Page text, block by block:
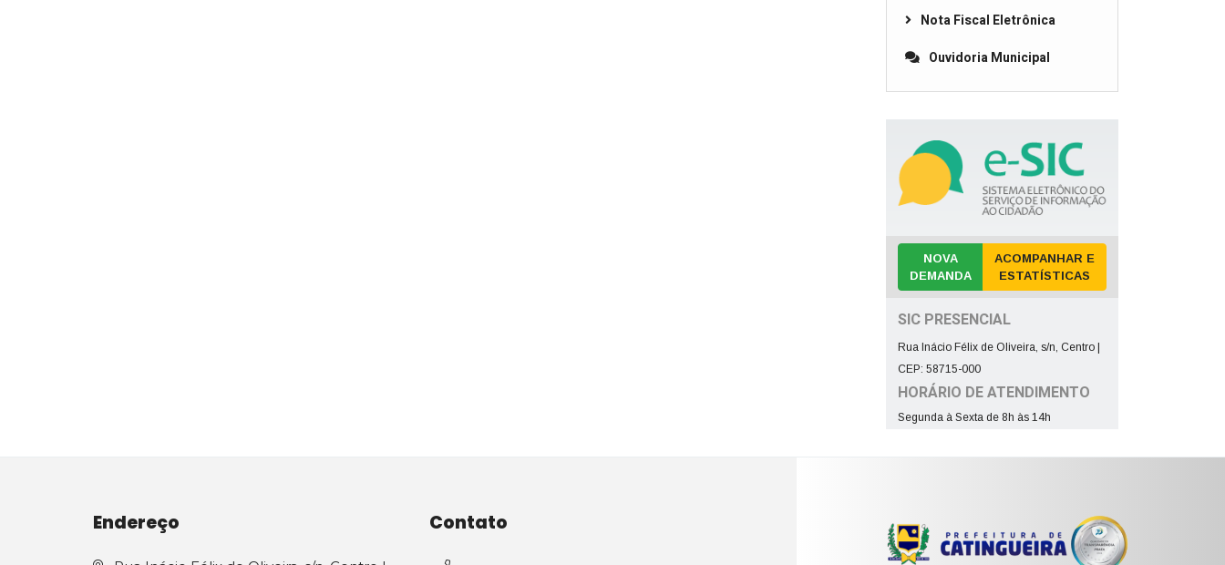
Nota Fiscal Eletrônica
Ouvidoria Municipal
NOVA
DEMANDA
ACOMPANHAR E
ESTATÍSTICAS
SIC PRESENCIAL
Rua Inácio Félix de Oliveira, s/n, Centro |
CEP: 58715-000
HORÁRIO DE ATENDIMENTO
Segunda à Sexta de 8h às 14h
Endereço Contato